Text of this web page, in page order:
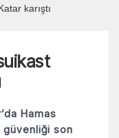
karıştı
Hamas
güvenliği son